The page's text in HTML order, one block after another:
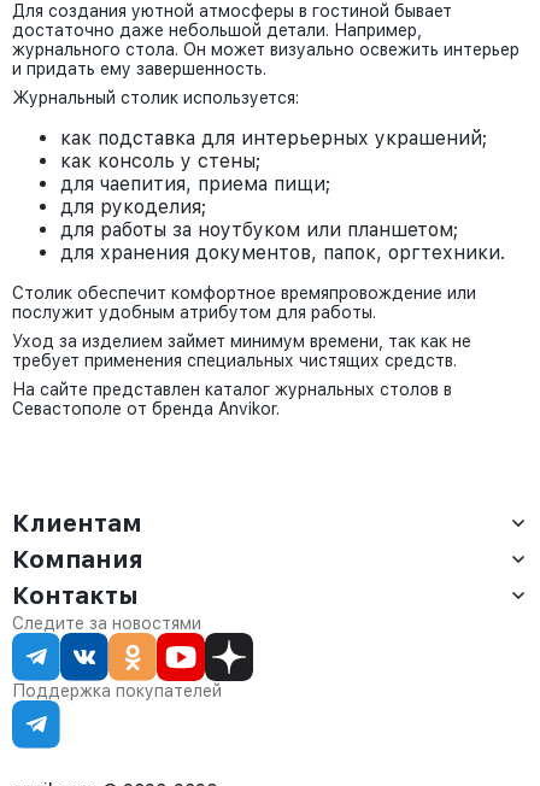
Для создания уютной атмосферы в гостиной бывает
достаточно даже небольшой детали. Например,
журнального стола. Он может визуально освежить интерьер
и придать ему завершенность.
Журнальный столик используется:
как подставка для интерьерных украшений;
как консоль у стены;
для чаепития, приема пищи;
для рукоделия;
для работы за ноутбуком или планшетом;
для хранения документов, папок, оргтехники.
Столик обеспечит комфортное времяпровождение или
послужит удобным атрибутом для работы.
Уход за изделием займет минимум времени, так как не
требует применения специальных чистящих средств.
На сайте представлен каталог журнальных столов в
Севастополе от бренда Anvikor.
Клиентам
Доставка
Оплата
Сервис
Статус заказа
Статьи
Компания
О компании
Контакты
Партнёрам
Контакты
Отдел продаж:
8 (800) 234-22-62
corp@anvikor.ru
Ежедневно, с 7:00-19:00 (МСК)
Отдел рекламации:
8 (953) 455-25-61
Следите за новостями
Поддержка покупателей